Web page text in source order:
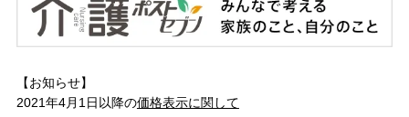
【お知らせ】
2021年4月1日以降の価格表示に関して